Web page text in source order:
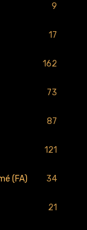
9
17
162
73
87
121
(FA) 34
21